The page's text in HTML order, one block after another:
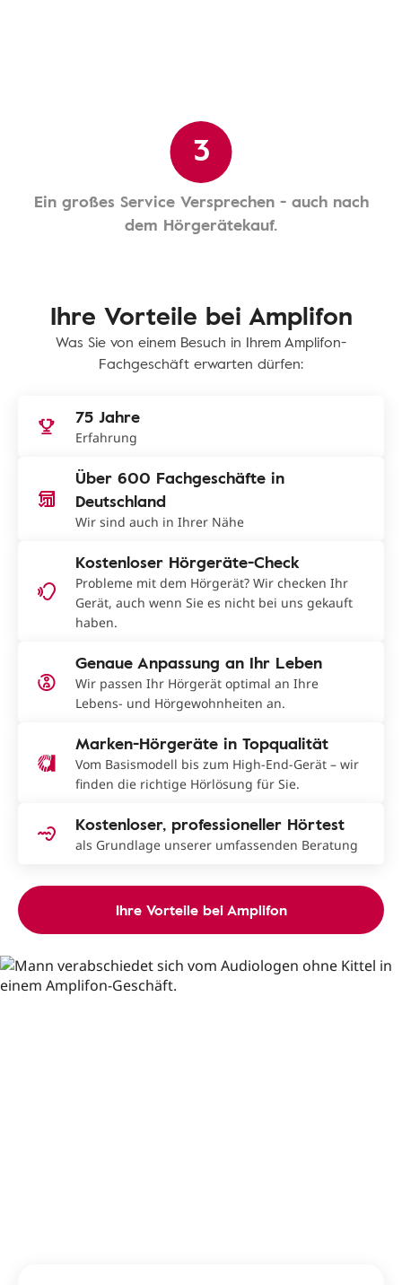
3
Ein großes Service Versprechen - auch nach
dem Hörgerätekauf.
Ihre Vorteile bei Amplifon
Was Sie von einem Besuch in Ihrem Amplifon-
Fachgeschäft erwarten dürfen:
75 Jahre
Erfahrung
Über 600 Fachgeschäfte in
Deutschland
Wir sind auch in Ihrer Nähe
Kostenloser Hörgeräte-Check
Probleme mit dem Hörgerät? Wir checken Ihr
Gerät, auch wenn Sie es nicht bei uns gekauft
haben.
Genaue Anpassung an Ihr Leben
Wir passen Ihr Hörgerät optimal an Ihre
Lebens- und Hörgewohnheiten an.
Marken-Hörgeräte in Topqualität
Vom Basismodell bis zum High-End-Gerät – wir
finden die richtige Hörlösung für Sie.
Kostenloser, professioneller Hörtest
als Grundlage unserer umfassenden Beratung
Ihre Vorteile bei Amplifon